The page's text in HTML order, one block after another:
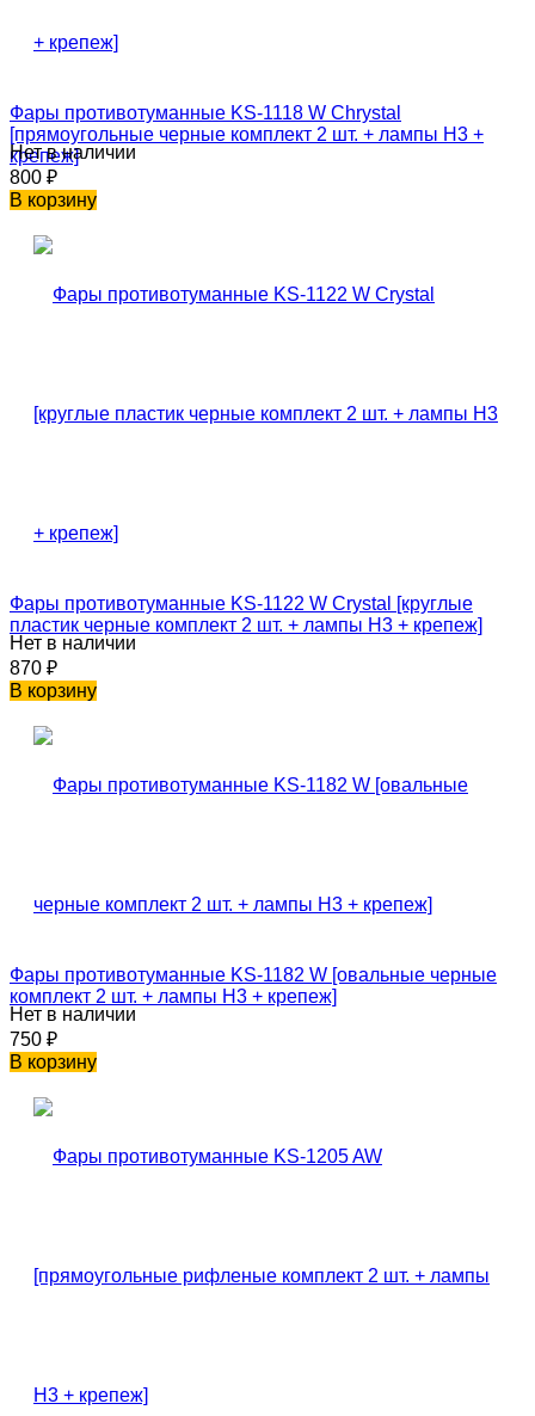
Фары противотуманные KS-1118 W Chrystal
[прямоугольные черные комплект 2 шт. + лампы H3 +
крепеж]
Нет в наличии
800 ₽
В корзину
Фары противотуманные KS-1122 W Crystal [круглые
пластик черные комплект 2 шт. + лампы H3 + крепеж]
Нет в наличии
870 ₽
В корзину
Фары противотуманные KS-1182 W [овальные черные
комплект 2 шт. + лампы H3 + крепеж]
Нет в наличии
750 ₽
В корзину